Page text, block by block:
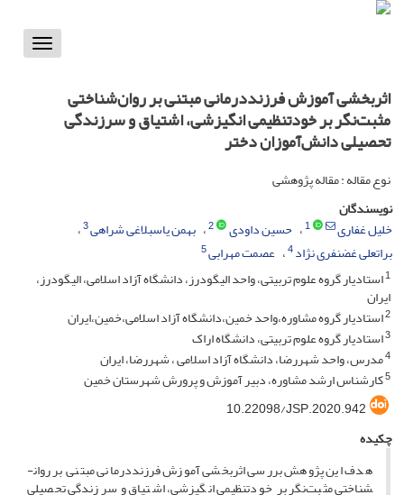
Toggle
اثربخشی آموزش فرزنددرمانی مبتنی بر روان‌شناختی
مثبت‌نگر بر خودتنظیمی انگیزشی، اشتیاق و سرزندگی
تحصیلی دانش‌آموزان دختر
نوع مقاله : مقاله پژوهشی
نویسندگان
خلیل غفاری
1 حسین داودی 2 بهمن یاسبلاغی شراهی3
براتعلی غضنفری نژاد4 عصمت مهرابی5
1استادیار گروه علوم تربیتی، واحد الیگودرز، دانشگاه آزاد اسلامی، الیگودرز،
ایران
2استادیار گروه مشاوره،واحد خمین،دانشگاه آزاد اسلامی،خمین،ایران
3استادیار گروه علوم تربیتی، دانشگاه اراک
4مدرس، واحد شهررضا، دانشگاه آزاد اسلامی ، شهررضا، ایران
5کارشناس ارشد مشاوره، دبیر آموزش و پرورش شهرستان خمین
10.22098/JSP.2020.942
چکیده
هدف این پژوهش بررسی اثربخشی آموزش فرزنددرمانی مبتنی بر روان­
شناختی مثبت‌نگر بر خودتنظیمی انگیزشی، اشتیاق و سرزندگی تحصیلی